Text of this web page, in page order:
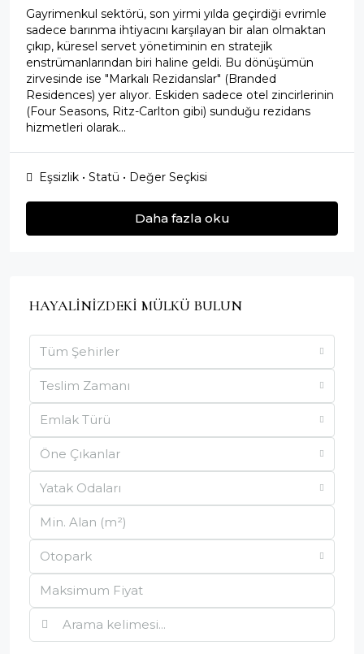
Gayrimenkul sektörü, son yirmi yılda geçirdiği evrimle
sadece barınma ihtiyacını karşılayan bir alan olmaktan
çıkıp, küresel servet yönetiminin en stratejik
enstrümanlarından biri haline geldi. Bu dönüşümün
zirvesinde ise "Markalı Rezidanslar" (Branded
Residences) yer alıyor. Eskiden sadece otel zincirlerinin
(Four Seasons, Ritz-Carlton gibi) sunduğu rezidans
hizmetleri olarak...
Eşsizlik • Statü • Değer Seçkisi
Daha fazla oku
HAYALİNİZDEKİ MÜLKÜ BULUN
Tüm Şehirler
Teslim Zamanı
Emlak Türü
Öne Çıkanlar
Yatak Odaları
Otopark